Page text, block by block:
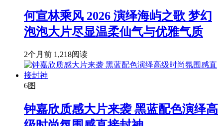
何宣林乘风 2026 演绎海屿之歌 梦幻
泡泡大片尽显温柔仙气与优雅气质
2个月前 1,218阅读
6图
钟嘉欣质感大片来袭 黑蓝配色演绎高